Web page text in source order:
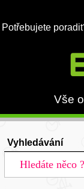
Potřebujete
Vše
Vyhledávání